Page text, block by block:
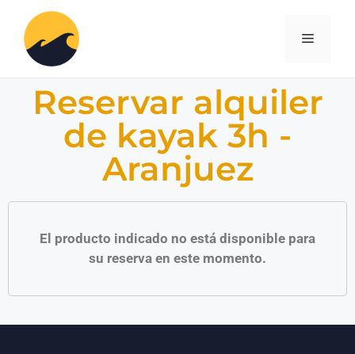
Reservar alquiler
de kayak 3h -
Aranjuez
El producto indicado no está disponible para
su reserva en este momento.